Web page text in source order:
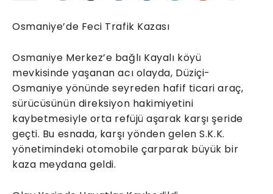
Osmaniye’de Feci Trafik Kazası
Osmaniye Merkez’e bağlı Kayalı köyü
mevkisinde yaşanan acı olayda, Düziçi-
Osmaniye yönünde seyreden hafif ticari araç,
sürücüsünün direksiyon hakimiyetini
kaybetmesiyle orta refüjü aşarak karşı şeride
geçti. Bu esnada, karşı yönden gelen S.K.K.
yönetimindeki otomobile çarparak büyük bir
kaza meydana geldi.